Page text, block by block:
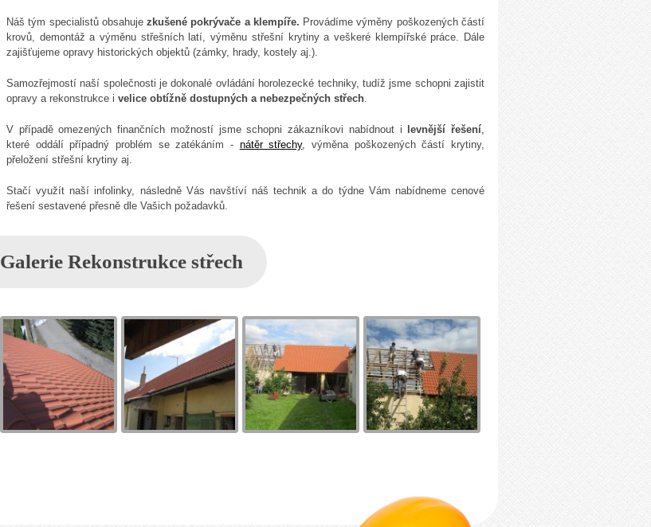
Náš tým specialistů obsahujezkušené pokrývače a klempíře. Provádíme výměny poškozených částí
krovů, demontáž a výměnu střešních latí, výměnu střešní krytiny a veškeré klempířské práce. Dále
zajišťujeme opravy historických objektů (zámky, hrady, kostely aj.).
Samozřejmostí naší společnosti je dokonalé ovládání horolezecké techniky, tudíž jsme schopni zajistit
opravy a rekonstrukce i velice obtížně dostupných a nebezpečných střech.
V případě omezených finančních možností jsme schopni zákazníkovi nabídnout i levnější řešení,
které oddálí případný problém se zatékáním - nátěr střechy, výměna poškozených částí krytiny,
přeložení střešní krytiny aj.
Stačí využít naší infolinky, následně Vás navštíví náš technik a do týdne Vám nabídneme cenové
řešení sestavené přesně dle Vašich požadavků.
Galerie Rekonstrukce střech